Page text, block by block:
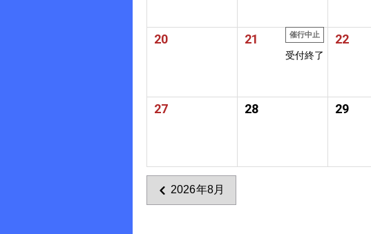
20 21 催行中止
受付終了
22
27 28 29
2026年8月